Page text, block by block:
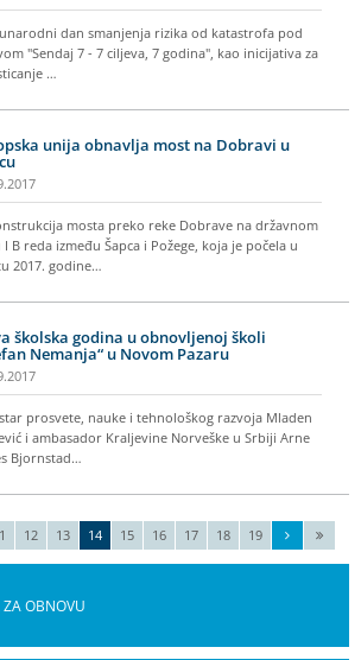
dan smanjenja rizika od katastrofa pod
"Sendaj 7 - 7 ciljeva, 7 godina", kao inicijativa za
…
unija obnavlja most na Dobravi u
mosta preko reke Dobrave na državnom
B reda između Šapca i Požege, koja je počela u
2017. godine…
školska godina u obnovljenoj školi
Nemanja“ u Novom Pazaru
prosvete, nauke i tehnološkog razvoja Mladen
i ambasador Kraljevine Norveške u Srbiji Arne
Bjornstad…
12 13 14 15 16 17 18 19
ZA OBNOVU